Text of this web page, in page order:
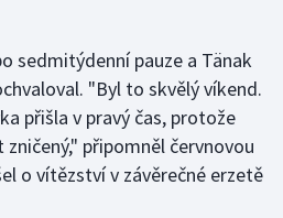
sedmitýdenní pauze a Tänak
"Byl to skvělý víkend.
přišla v pravý čas, protože
připomněl červnovou
o vítězství v závěrečné erzetě